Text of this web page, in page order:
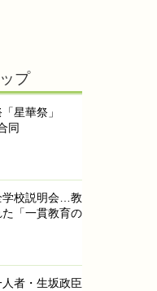
プ
星華祭」
同
学校説明会…教
「一貫教育の
者・生坂政臣